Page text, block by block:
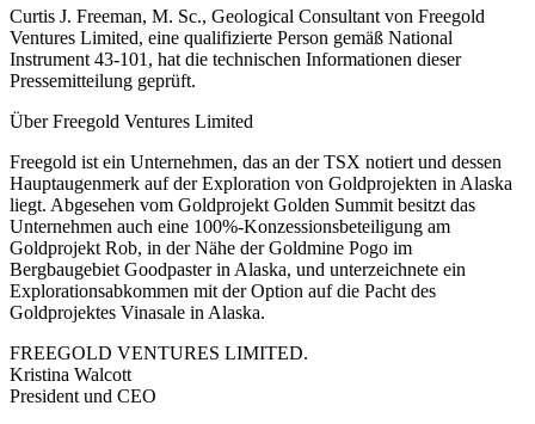
Curtis J. Freeman, M. Sc., Geological Consultant von Freegold
Ventures Limited, eine qualifizierte Person gemäß National
Instrument 43-101, hat die technischen Informationen dieser
Pressemitteilung geprüft.
Über Freegold Ventures Limited
Freegold ist ein Unternehmen, das an der TSX notiert und dessen
Hauptaugenmerk auf der Exploration von Goldprojekten in Alaska
liegt. Abgesehen vom Goldprojekt Golden Summit besitzt das
Unternehmen auch eine 100%-Konzessionsbeteiligung am
Goldprojekt Rob, in der Nähe der Goldmine Pogo im
Bergbaugebiet Goodpaster in Alaska, und unterzeichnete ein
Explorationsabkommen mit der Option auf die Pacht des
Goldprojektes Vinasale in Alaska.
FREEGOLD VENTURES LIMITED.
Kristina Walcott
President und CEO